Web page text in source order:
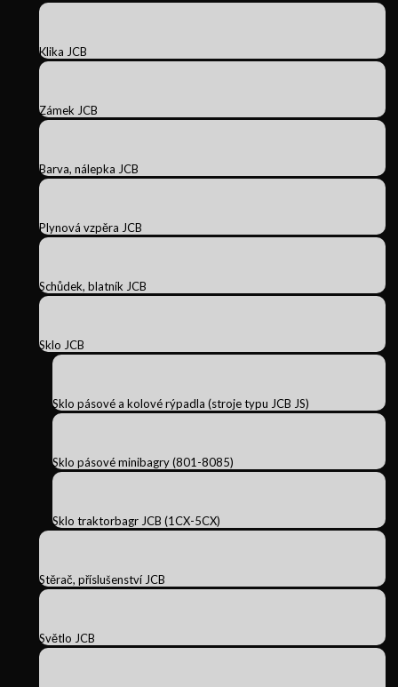
Klika JCB
Zámek JCB
Barva, nálepka JCB
Plynová vzpěra JCB
Schůdek, blatník JCB
Sklo JCB
Sklo pásové a kolové rýpadla (stroje typu JCB JS)
Sklo pásové minibagry (801-8085)
Sklo traktorbagr JCB (1CX-5CX)
Stěrač, příslušenství JCB
Světlo JCB